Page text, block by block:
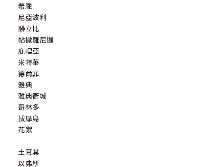
希臘
尼亞波利
腓立比
帖撒羅尼迦
庇哩亞
米特華
德爾菲
雅典
雅典衛城
哥林多
拔摩島
花絮
土耳其
以弗所